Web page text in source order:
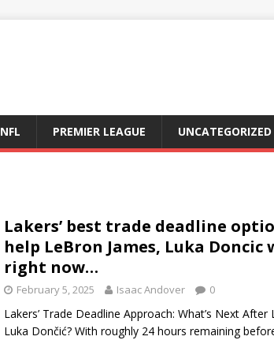
NFL PREMIER LEAGUE UNCATEGORIZED
Lakers’ best trade deadline
help LeBron James, Luka Doncic
right now…
February 5, 2025 Isaac Andover 0
Lakers’ Trade Deadline Approach: What’s Next After
Luka Dončić? With roughly 24 hours remaining